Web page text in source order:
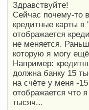
Здравствуйте!
Сейчас почему-то
кредитные карты в
отображается
не меняется.
которую я могу
Например:
должна банку 15
на счёте у меня -
отображается что
тысяч...